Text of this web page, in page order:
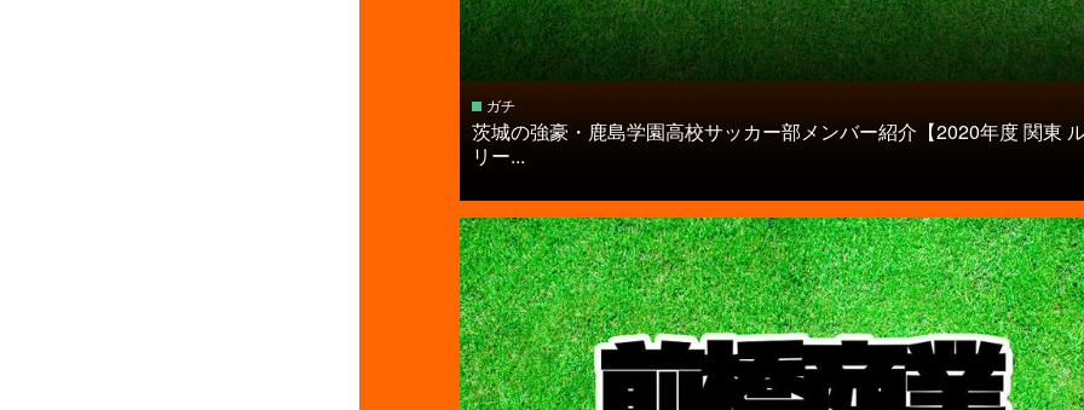
ガチ
茨城の強豪・鹿島学園高校サッカー部メンバー紹介【2020年度 関東
リー...